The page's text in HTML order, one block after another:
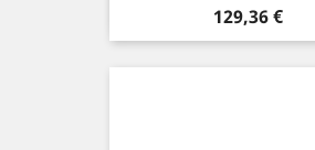
Prix
129,36 €